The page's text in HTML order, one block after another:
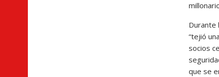
Durante
“tejió
socios
que se